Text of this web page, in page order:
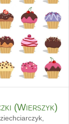
(Wierszyk)